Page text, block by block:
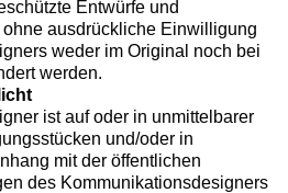
Entwürfe und
ausdrückliche Einwilligung
weder im Original noch bei
werden.
ist auf oder in unmittelbarer
und/oder in
mit der öffentlichen
des Kommunikationsdesigners